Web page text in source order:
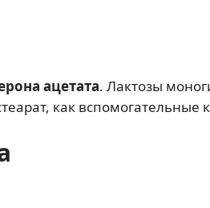
ацетата. Лактозы
как вспомогательные